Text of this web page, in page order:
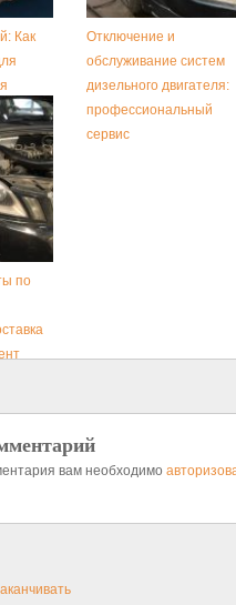
Как
Отключение и
обслуживание систем
дизельного двигателя:
профессиональный
сервис
по
вам необходимо